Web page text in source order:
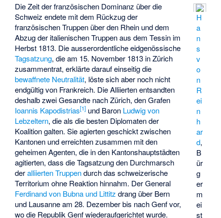
H
a
n
s
v
o
n
R
ei
n
h
ar
d,
B
ür
g
er
m
ei
st
Die Zeit der französischen Dominanz über die
Schweiz endete mit dem Rückzug der
französischen Truppen über den Rhein und dem
Abzug der italienischen Truppen aus dem Tessin im
Herbst 1813. Die ausserordentliche eidgenössische
Tagsatzung, die am 15. November 1813 in Zürich
zusammentrat, erklärte darauf einseitig die
bewaffnete Neutralität, löste sich aber noch nicht
endgültig von Frankreich. Die Alliierten entsandten
deshalb zwei Gesandte nach Zürich, den Grafen
Ioannis Kapodistrias[1] und Baron Ludwig von
Lebzeltern, die als die besten Diplomaten der
Koalition galten. Sie agierten geschickt zwischen
Kantonen und erreichten zusammen mit den
geheimen Agenten, die in den Kantonshauptstädten
agitierten, dass die Tagsatzung den Durchmarsch
deralliierten Truppendurch das schweizerische
Territorium ohne Reaktion hinnahm. Der General
Ferdinand von Bubna und Littitz drang über Bern
und Lausanne am 28. Dezember bis nach Genf vor,
wo die Republik Genf wiederaufgerichtet wurde.